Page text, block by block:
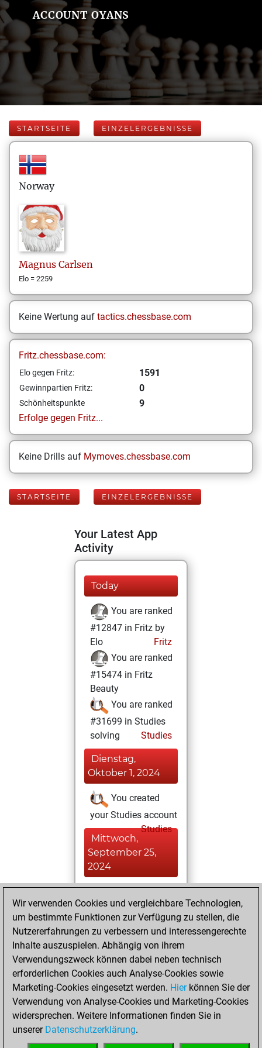
ACCOUNT OYANS
STARTSEITE EINZELERGEBNISSE
Norway
Magnus Carlsen
Elo = 2259
Keine Wertung auf tactics.chessbase.com
Fritz.chessbase.com:
Elo gegen Fritz: 1591
Gewinnpartien Fritz: 0
Schönheitspunkte
9
Erfolge gegen Fritz...
Keine Drills auf Mymoves.chessbase.com
STARTSEITE EINZELERGEBNISSE
Your Latest App
Activity
Today
You are ranked
#12847 in Fritz by
Elo
Fritz
You are ranked
#15474 in Fritz
Beauty
You are ranked
#31699 in Studies
solving
Studies
Dienstag,
Oktober 1, 2024
You created
your Studies account
Studies
Mittwoch,
September 25,
2024
BeautyScore of 9
Fritz
achieved a new Elo
of 1591
Sonntag,
September 1,
2024
You created
Wir verwenden Cookies und vergleichbare Technologien,
um bestimmte Funktionen zur Verfügung zu stellen, die
Nutzererfahrungen zu verbessern und interessengerechte
Inhalte auszuspielen. Abhängig von ihrem
Verwendungszweck können dabei neben technisch
erforderlichen Cookies auch Analyse-Cookies sowie
Marketing-Cookies eingesetzt werden. Hierkönnen Sie der
Verwendung von Analyse-Cookies und Marketing-Cookies
widersprechen. Weitere Informationen finden Sie in
unserer Datenschutzerklärung.